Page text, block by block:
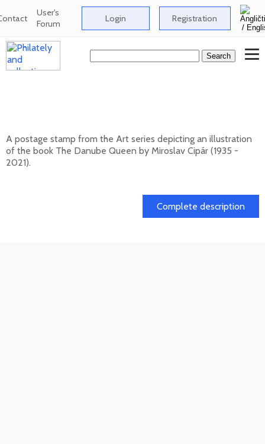
User's
Forum Login Registration
A postage stamp from the Art series depicting an illustration
of the book The Danube Queen by Miroslav Cipár (1935 -
2021).
Complete description